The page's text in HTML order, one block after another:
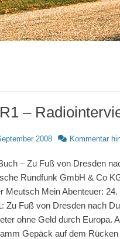
–
2008 Kommentar
– Zu Fuß von Dresden
Rundfunk GmbH & Co
Meutsch Mein Abenteuer:
Zu Fuß von Dresden nach
ohne Geld durch Europa.
Gepäck auf dem